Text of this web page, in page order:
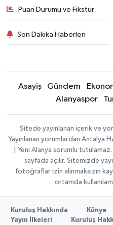
Puan Durumu ve Fikstür
Son Dakika Haberleri
Asayiş Gündem
Alanyaspor
Sitede yayınlanan içerik ve
Yayınlanan yorumlardan Antalya
| Yeni Alanya sorumlu
sayfada açılır. Sitemizde
fotoğraflar izin alınmaksızın
ortamda
Kuruluş Hakkında
Künye
Yayın İlkeleri
Kuruluş